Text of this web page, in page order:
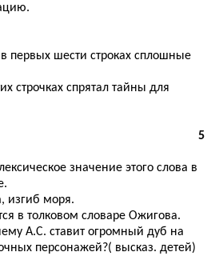
первых шести строках сплошные
строчках спрятал тайны для
5
значение этого слова в
изгиб моря.
в толковом словаре Ожигова.
А.С. ставит огромный дуб на
персонажей?( высказ. детей)